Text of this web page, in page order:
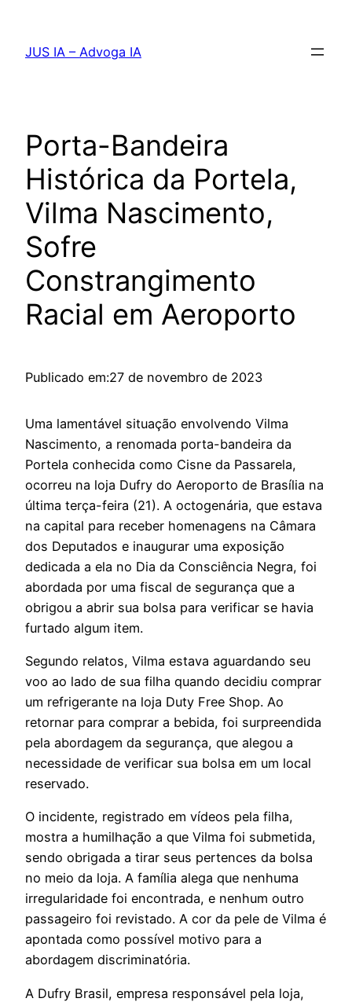
JUS IA – Advoga IA
Porta-Bandeira
Histórica da Portela,
Vilma Nascimento,
Sofre
Constrangimento
Racial em Aeroporto
Publicado em:27 de novembro de 2023
Uma lamentável situação envolvendo Vilma
Nascimento, a renomada porta-bandeira da
Portela conhecida como Cisne da Passarela,
ocorreu na loja Dufry do Aeroporto de Brasília na
última terça-feira (21). A octogenária, que estava
na capital para receber homenagens na Câmara
dos Deputados e inaugurar uma exposição
dedicada a ela no Dia da Consciência Negra, foi
abordada por uma fiscal de segurança que a
obrigou a abrir sua bolsa para verificar se havia
furtado algum item.
Segundo relatos, Vilma estava aguardando seu
voo ao lado de sua filha quando decidiu comprar
um refrigerante na loja Duty Free Shop. Ao
retornar para comprar a bebida, foi surpreendida
pela abordagem da segurança, que alegou a
necessidade de verificar sua bolsa em um local
reservado.
O incidente, registrado em vídeos pela filha,
mostra a humilhação a que Vilma foi submetida,
sendo obrigada a tirar seus pertences da bolsa
no meio da loja. A família alega que nenhuma
irregularidade foi encontrada, e nenhum outro
passageiro foi revistado. A cor da pele de Vilma é
apontada como possível motivo para a
abordagem discriminatória.
A Dufry Brasil, empresa responsável pela loja,